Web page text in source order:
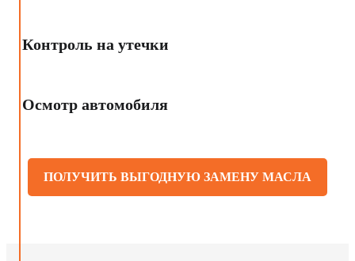
Контроль на утечки
Осмотр автомобиля
ПОЛУЧИТЬ ВЫГОДНУЮ ЗАМЕНУ МАСЛА